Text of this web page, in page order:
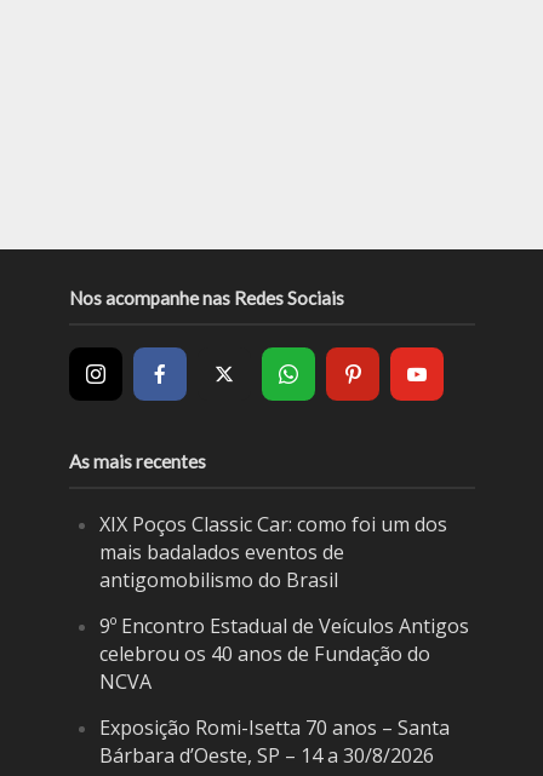
Nos acompanhe nas Redes Sociais
As mais recentes
XIX Poços Classic Car: como foi um dos
mais badalados eventos de
antigomobilismo do Brasil
9º Encontro Estadual de Veículos Antigos
celebrou os 40 anos de Fundação do
NCVA
Exposição Romi-Isetta 70 anos – Santa
Bárbara d’Oeste, SP – 14 a 30/8/2026